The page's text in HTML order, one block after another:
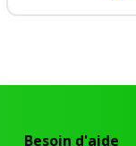
Besoin d'aide